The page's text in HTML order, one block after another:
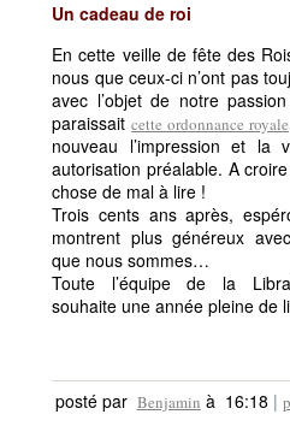
Un cadeau de roi
En cette veille de fête des
nous que ceux-ci n’ont pas
avec l’objet de notre
paraissaitcette ordonnance royale
nouveau l’impression et la
autorisation préalable. A
chose de mal à lire !
Trois cents ans après,
montrent plus généreux
que nous sommes…
Toute l’équipe de la
souhaite une année pleine de
posté par Benjamin à 16:18 |